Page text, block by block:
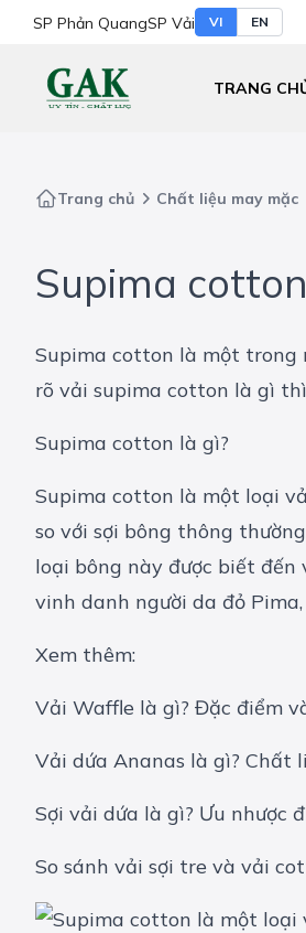
SP Phản QuangSP Vải VI EN
TRANG
Trang chủ Chất liệu may mặc
Supima
Supima cotton là một trong
rõ vải supima cotton là gì
Supima cotton là gì?
Supima cotton là một loại
so với sợi bông thông
loại bông này được biết đến
vinh danh người da đỏ
Xem thêm:
Vải Waffle là gì? Đặc điểm
Vải dứa Ananas là gì?
Sợi vải dứa là gì? Ưu nhược
So sánh vải sợi tre và vải